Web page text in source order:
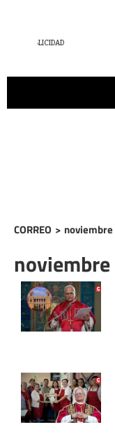
CORREO > noviembre
noviembre